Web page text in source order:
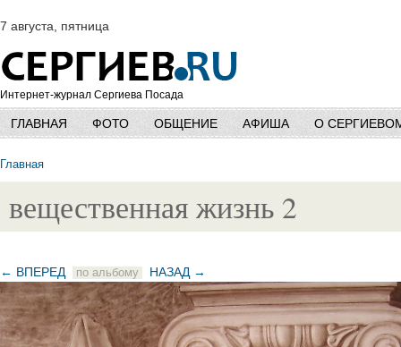
7 августа, пятница
Интернет-журнал Сергиева Посада
ГЛАВНАЯ ФОТО ОБЩЕНИЕ АФИША О
Главная
вещественная жизнь 2
← ВПЕРЕД по альбому НАЗАД →